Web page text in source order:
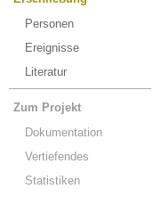
Personen
Ereignisse
Literatur
Zum Projekt
Dokumentation
Vertiefendes
Statistiken